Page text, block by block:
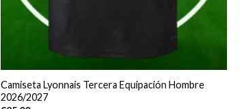
Camiseta Lyonnais Tercera Equipación Hombre
2026/2027